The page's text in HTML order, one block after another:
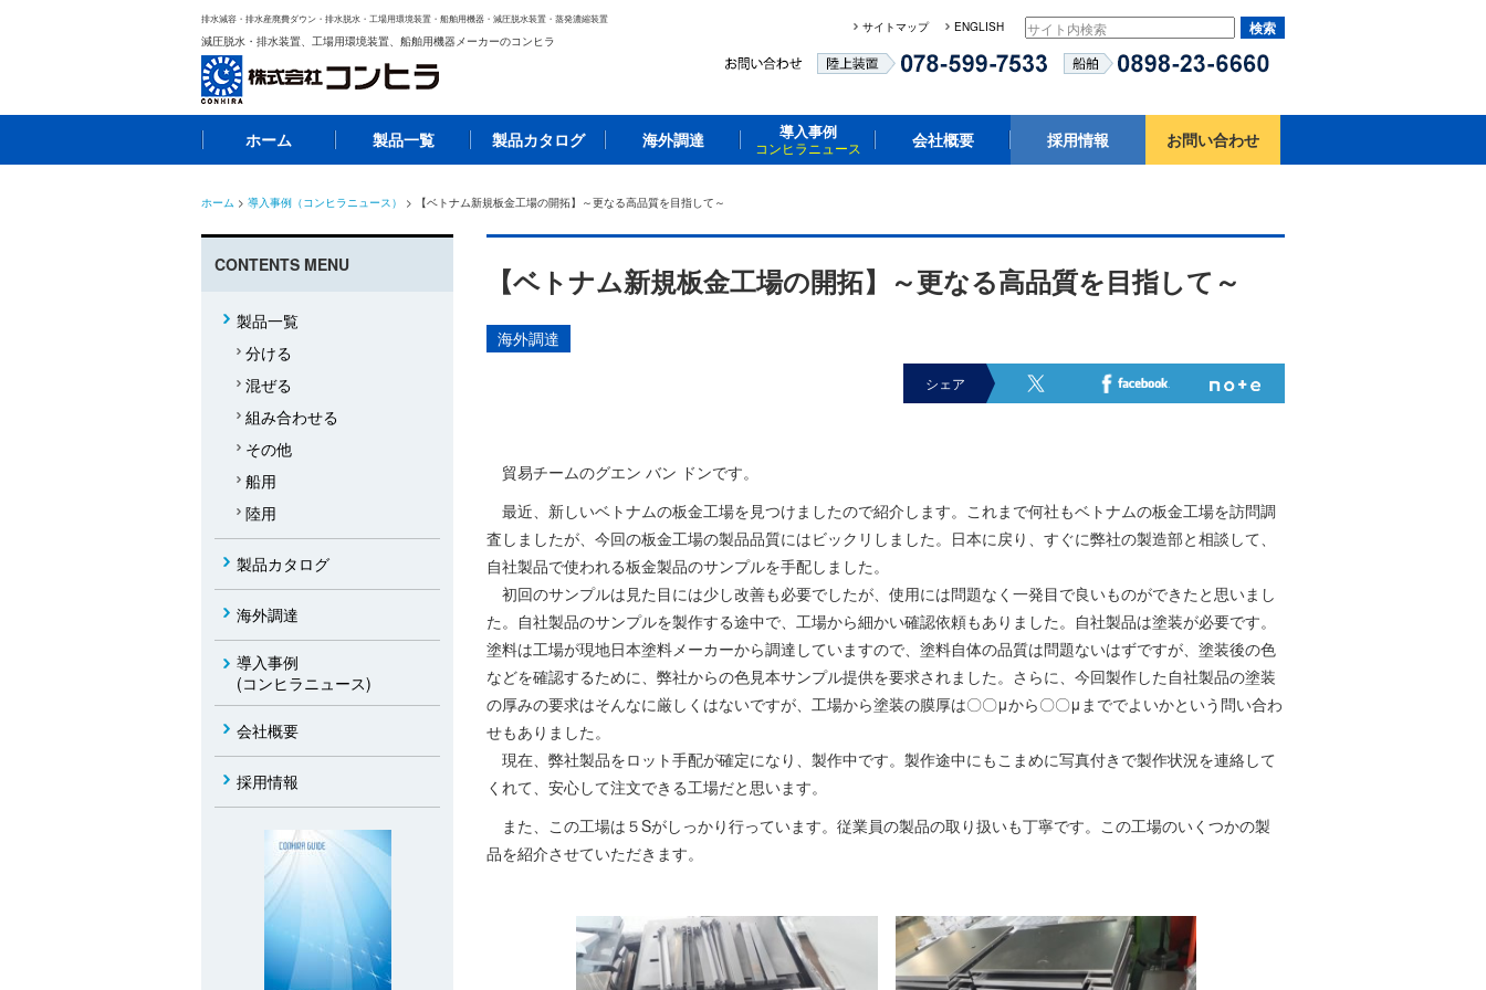
排水減容・排水産廃費ダウン・排水脱水・工場用環境装置・船舶用機器・減圧脱水装置・蒸発濃縮装置
減圧脱水・排水装置、工場用環境装置、船舶用機器メーカーのコンヒラ
サイトマップ ENGLISH
ホーム 製品一覧 製品カタログ 海外調達 導入事例
コンヒラニュース 会社概要 採用情報 お問い合わせ
ホーム > 導入事例（コンヒラニュース） > 【ベトナム新規板金工場の開拓】～更なる高品質を目指して～
【ベトナム新規板金工場の開拓】～更なる高品質を目指して～
海外調達
シェア
貿易チームのグエン バン ドンです。
最近、新しいベトナムの板金工場を見つけましたので紹介します。これまで何社もベトナムの板金工場を訪問調
査しましたが、今回の板金工場の製品品質にはビックリしました。日本に戻り、すぐに弊社の製造部と相談して、
自社製品で使われる板金製品のサンプルを手配しました。
初回のサンプルは見た目には少し改善も必要でしたが、使用には問題なく一発目で良いものができたと思いまし
た。自社製品のサンプルを製作する途中で、工場から細かい確認依頼もありました。自社製品は塗装が必要です。
塗料は工場が現地日本塗料メーカーから調達していますので、塗料自体の品質は問題ないはずですが、塗装後の色
などを確認するために、弊社からの色見本サンプル提供を要求されました。さらに、今回製作した自社製品の塗装
の厚みの要求はそんなに厳しくはないですが、工場から塗装の膜厚は〇〇μから〇〇μまででよいかという問い合わ
せもありました。
現在、弊社製品をロット手配が確定になり、製作中です。製作途中にもこまめに写真付きで製作状況を連絡して
くれて、安心して注文できる工場だと思います。
また、この工場は５Sがしっかり行っています。従業員の製品の取り扱いも丁寧です。この工場のいくつかの製
品を紹介させていただきます。
CONTENTS MENU
製品一覧
分ける
混ぜる
組み合わせる
その他
船用
陸用
製品カタログ
海外調達
導入事例
(コンヒラニュース)
会社概要
採用情報